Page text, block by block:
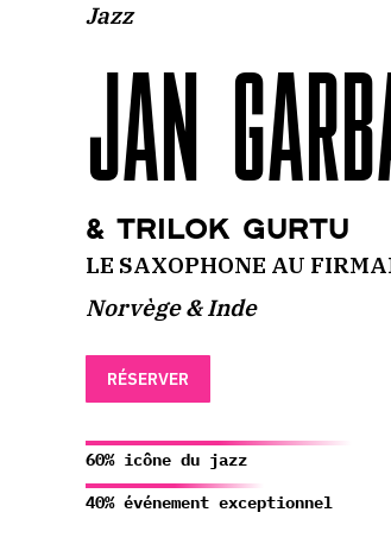
Jazz
JAN
& Trilok Gurtu
LE SAXOPHONE AU
Norvège & Inde
RÉSERVER
60% icône du jazz
40% événement exceptionnel